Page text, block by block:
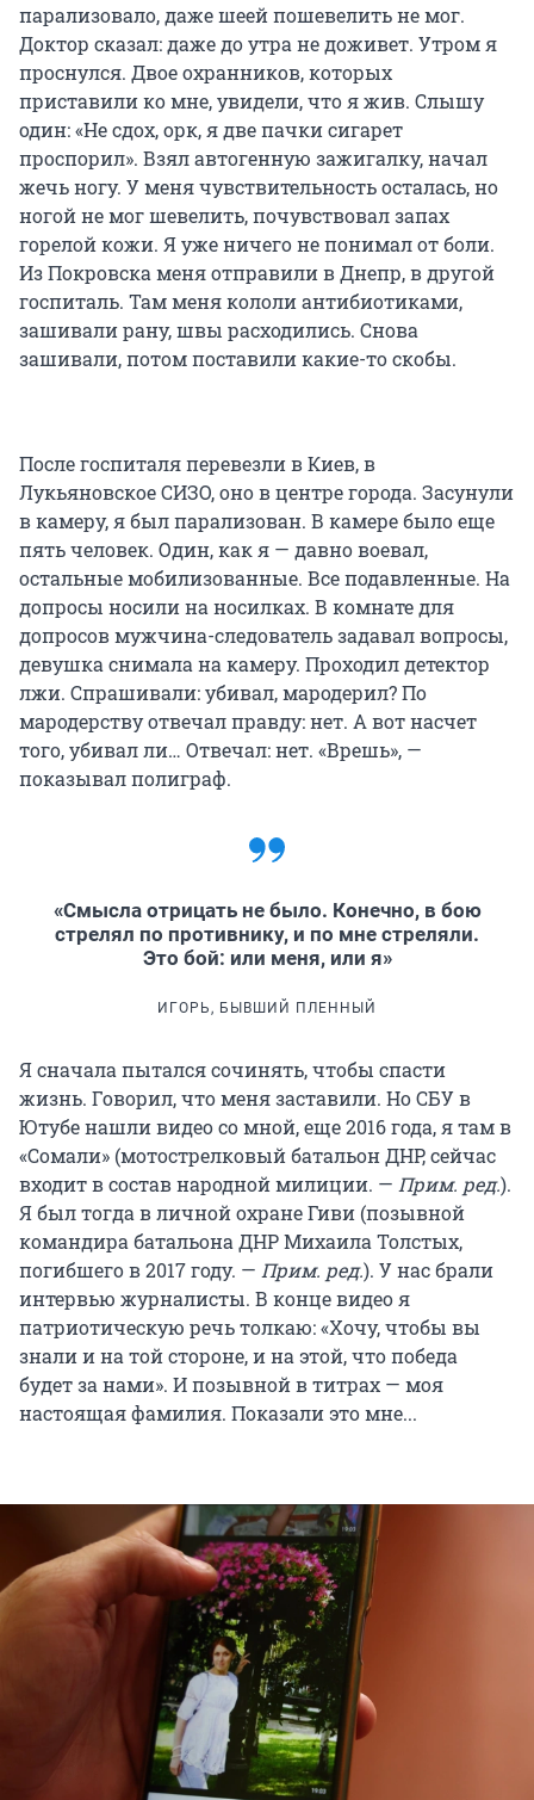
парализовало, даже шеей пошевелить не мог.
Доктор сказал: даже до утра не доживет. Утром я
проснулся. Двое охранников, которых
приставили ко мне, увидели, что я жив. Слышу
один: «Не сдох, орк, я две пачки сигарет
проспорил». Взял автогенную зажигалку, начал
жечь ногу. У меня чувствительность осталась, но
ногой не мог шевелить, почувствовал запах
горелой кожи. Я уже ничего не понимал от боли.
Из Покровска меня отправили в Днепр, в другой
госпиталь. Там меня кололи антибиотиками,
зашивали рану, швы расходились. Снова
зашивали, потом поставили какие-то скобы.
После госпиталя перевезли в Киев, в
Лукьяновское СИЗО, оно в центре города. Засунули
в камеру, я был парализован. В камере было еще
пять человек. Один, как я — давно воевал,
остальные мобилизованные. Все подавленные. На
допросы носили на носилках. В комнате для
допросов мужчина-следователь задавал вопросы,
девушка снимала на камеру. Проходил детектор
лжи. Спрашивали: убивал, мародерил? По
мародерству отвечал правду: нет. А вот насчет
того, убивал ли… Отвечал: нет. «Врешь», —
показывал полиграф.
«Смысла отрицать не было. Конечно, в бою
стрелял по противнику, и по мне стреляли.
Это бой: или меня, или я»
ИГОРЬ, БЫВШИЙ ПЛЕННЫЙ
Я сначала пытался сочинять, чтобы спасти
жизнь. Говорил, что меня заставили. Но СБУ в
Ютубе нашли видео со мной, еще 2016 года, я там в
«Сомали» (мотострелковый батальон ДНР, сейчас
входит в состав народной милиции. — Прим. ред.).
Я был тогда в личной охране Гиви (позывной
командира батальона ДНР Михаила Толстых,
погибшего в 2017 году. — Прим. ред.). У нас брали
интервью журналисты. В конце видео я
патриотическую речь толкаю: «Хочу, чтобы вы
знали и на той стороне, и на этой, что победа
будет за нами». И позывной в титрах — моя
настоящая фамилия. Показали это мне...